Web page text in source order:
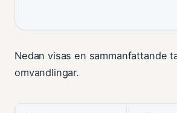
Nedan visas en sammanfattande
omvandlingar.